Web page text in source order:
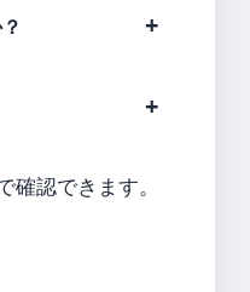
確認できます。